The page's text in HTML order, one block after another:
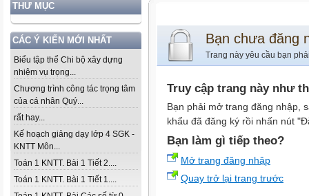
THƯ MỤC
CÁC Ý KIẾN MỚI NHẤT
Biểu tập thể Chi bộ xây dựng
nhiệm vụ trọng...
Chương trình công tác trọng tâm
của cá nhân Quý...
rất hay...
Kế hoạch giảng dạy lớp 4 SGK -
KNTT Môn...
Toán 1 KNTT. Bài 1 Tiết 2....
Toán 1 KNTT. Bài 1 Tiết 1....
Bạn chưa đăng
Trang này yêu cầu bạn
Truy cập trang này như
Bạn phải mở trang đăng nhập,
khẩu đã đăng ký rồi nhấn nút
Bạn làm gì tiếp theo?
Mở trang đăng nhập
Quay trở lại trang trước